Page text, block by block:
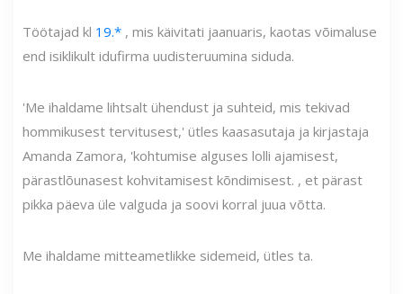
Töötajad kl 19.* , mis käivitati jaanuaris, kaotas võimaluse
end isiklikult idufirma uudisteruumina siduda.
'Me ihaldame lihtsalt ühendust ja suhteid, mis tekivad
hommikusest tervitusest,' ütles kaasasutaja ja kirjastaja
Amanda Zamora, 'kohtumise alguses lolli ajamisest,
pärastlõunasest kohvitamisest kõndimisest. , et pärast
pikka päeva üle valguda ja soovi korral juua võtta.
Me ihaldame mitteametlikke sidemeid, ütles ta.